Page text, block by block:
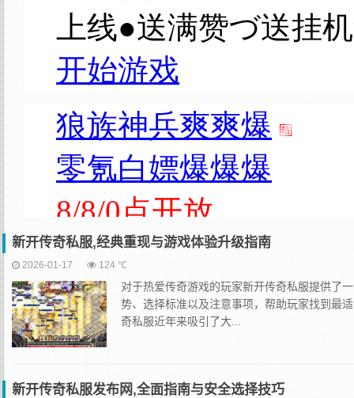
新开传奇私服,经典重现与游戏体验升级指南
2026-01-17 124 ℃
对于热爱传奇游戏的玩家新开传奇私服提供了
势、选择标准以及注意事项，帮助玩家找到最
奇私服近年来吸引了大...
新开传奇私服发布网,全面指南与安全选择技巧